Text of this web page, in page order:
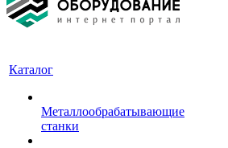
Каталог
Металлообрабатывающие
станки